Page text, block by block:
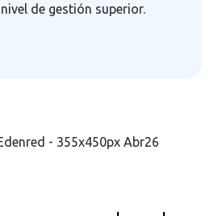
de gestión superior.